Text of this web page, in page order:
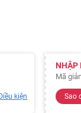
kiện
NHẬP
Mã
Sao